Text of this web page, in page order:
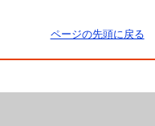
ページの先頭に戻る